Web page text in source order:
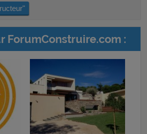
ForumConstruire.com :